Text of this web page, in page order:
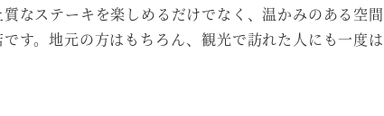
なステーキを楽しめるだけでなく、温かみのある空
す。地元の方はもちろん、観光で訪れた人にも一度